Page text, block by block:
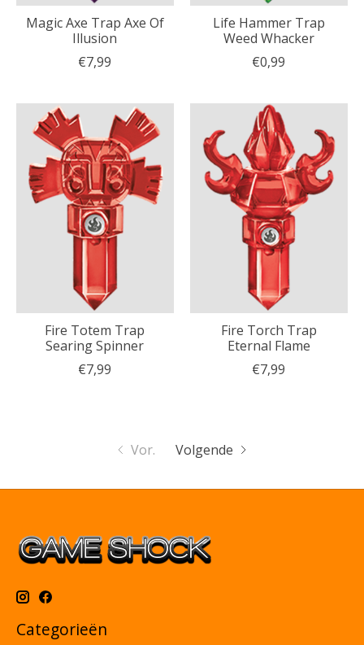
Magic Axe Trap Axe Of
Illusion
€7,99
Life Hammer Trap
Weed Whacker
€0,99
Fire Totem Trap
Searing Spinner
€7,99
Fire Torch Trap
Eternal Flame
€7,99
Vor. Volgende
Categorieën